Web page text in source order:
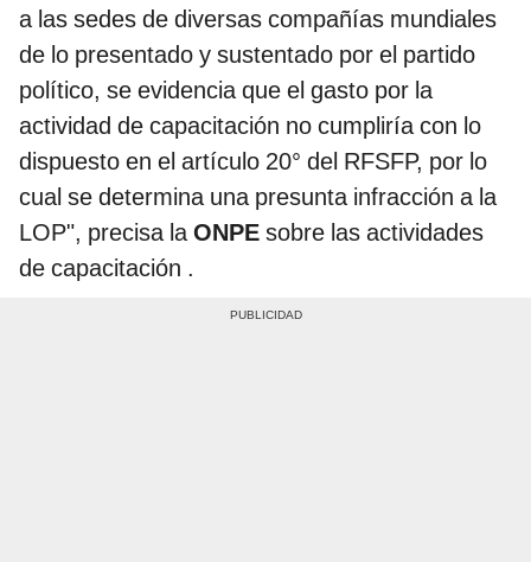
a las sedes de diversas compañías mundiales
de lo presentado y sustentado por el partido
político, se evidencia que el gasto por la
actividad de capacitación no cumpliría con lo
dispuesto en el artículo 20° del RFSFP, por lo
cual se determina una presunta infracción a la
LOP", precisa laONPE sobre las actividades
de capacitación .